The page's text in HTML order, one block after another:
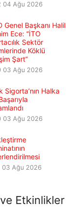
04 Ağu 2026
Genel Başkanı Halil
Ece: “İTO
Sektör
Köklü
Şart”
03 Ağu 2026
Sigorta’nın Halka
03 Ağu 2026
03 Ağu 2026
Etkinlikler